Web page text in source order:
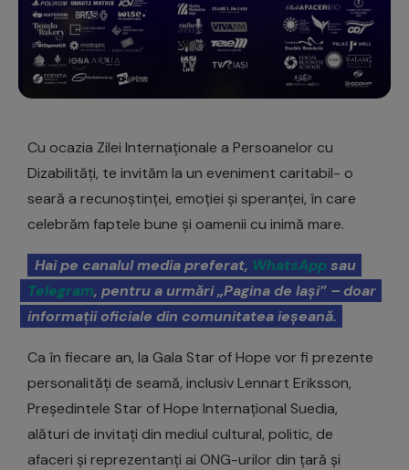
Cu ocazia Zilei Internaționale a Persoanelor cu
Dizabilități, te invităm la un eveniment caritabil- o
seară a recunoștinței, emoției și speranței, în care
celebrăm faptele bune și oamenii cu inimă mare.
Hai pe canalul media preferat, WhatsAppsau
Telegram, pentru a urmări „Pagina de Iași” – doar
informații oficiale din comunitatea ieșeană.
Ca în fiecare an, la Gala Star of Hope vor fi prezente
personalități de seamă, inclusiv Lennart Eriksson,
Președintele Star of Hope Internațional Suedia,
alături de invitați din mediul cultural, politic, de
afaceri și reprezentanți ai ONG-urilor din țară și